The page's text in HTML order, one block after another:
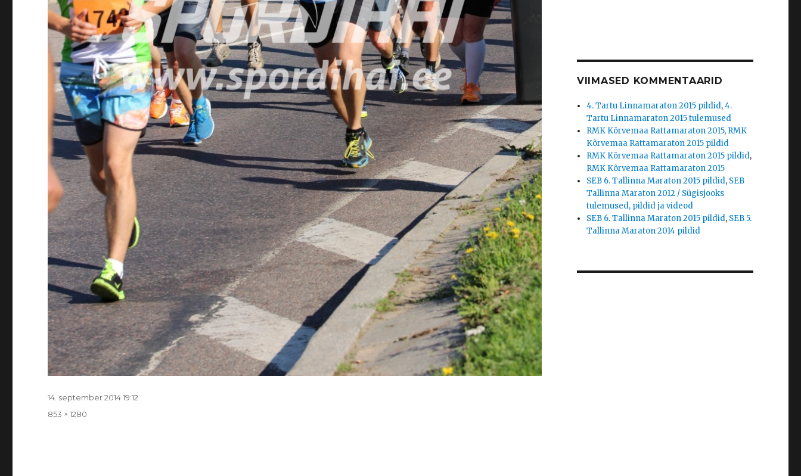
Postitatud
14. september 2014 19:12
Täissuurus
853 × 1280
VIIMASED KOMMENTAARID
4. Tartu Linnamaraton 2015 pildid,4.
Tartu Linnamaraton 2015 tulemused
RMK Kõrvemaa Rattamaraton 2015, RMK
Kõrvemaa Rattamaraton 2015 pildid
RMK Kõrvemaa Rattamaraton 2015 pildid,
RMK Kõrvemaa Rattamaraton 2015
SEB 6. Tallinna Maraton 2015 pildid, SEB
Tallinna Maraton 2012 / Sügisjooks
tulemused, pildid ja videod
SEB 6. Tallinna Maraton 2015 pildid, SEB 5.
Tallinna Maraton 2014 pildid